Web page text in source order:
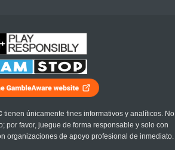
tienen únicamente fines informativos y analíticos. No
favor, juegue de forma responsable y solo con
organizaciones de apoyo profesional de inmediato.